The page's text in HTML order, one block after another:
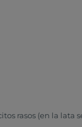
rasos (en la lata